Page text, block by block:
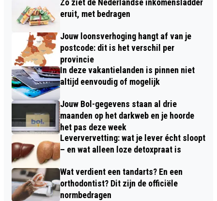
Zo ziet de Nederlandse inkomensladder
eruit, met bedragen
Jouw loonsverhoging hangt af van je
postcode: dit is het verschil per
provincie
In deze vakantielanden is pinnen niet
altijd eenvoudig of mogelijk
Jouw Bol-gegevens staan al drie
maanden op het darkweb en je hoorde
het pas deze week
Leververvetting: wat je lever écht sloopt
– en wat alleen loze detoxpraat is
Wat verdient een tandarts? En een
orthodontist? Dit zijn de officiële
normbedragen